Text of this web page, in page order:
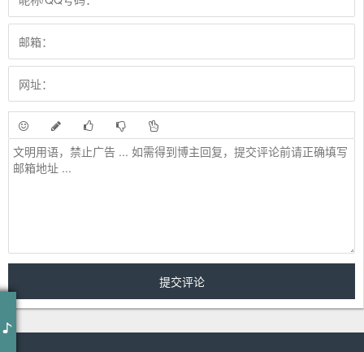
作词 : 金古阿嘎
金色的口弦-金古阿嘎